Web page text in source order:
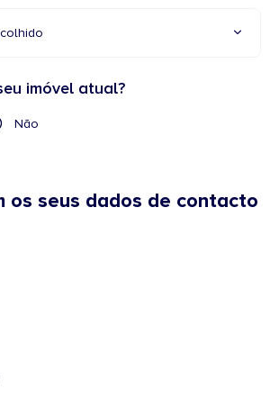
imóvel atual?
Não
os seus dados de contacto